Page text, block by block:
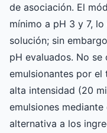
de asociación. El
mínimo a pH 3 y 7,
solución; sin
pH evaluados. No
emulsionantes por
alta intensidad (20
emulsiones
alternativa a los